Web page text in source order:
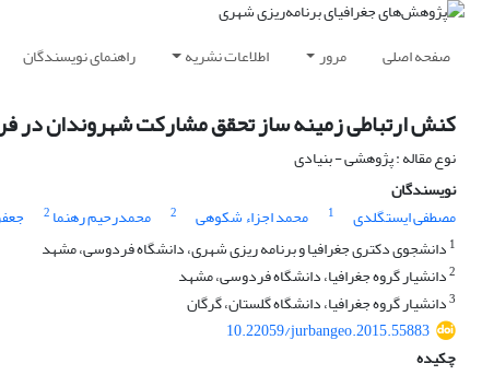
صفحه اصلی مرور اطلاعات نشریه راهنمای نویسندگان
کنش ارتباطی زمینه ساز تحقق مشارکت شهروندان در
نوع مقاله : پژوهشی - بنیادی
نویسندگان
مصطفی ایستگلدی
1 محمد اجزاء شکوهی 2 محمدرحیم رهنما 2
1 دانشجوی دکتری جغرافیا و برنامه ریزی شهری، دانشگاه فردوسی، مشهد
2دانشیار گروه جغرافیا، دانشگاه فردوسی، مشهد
3دانشیار گروه جغرافیا، دانشگاه گلستان، گرگان
10.22059/jurbangeo.2015.55883
چکیده